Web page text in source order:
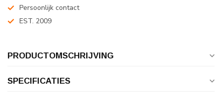
Persoonlijk contact
EST. 2009
PRODUCTOMSCHRIJVING
SPECIFICATIES